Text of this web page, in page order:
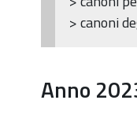
> canoni
Anno